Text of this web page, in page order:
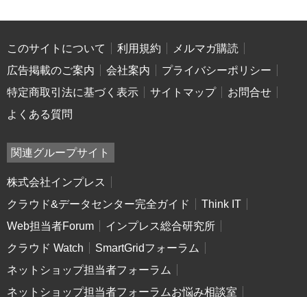
このサイトについて 利用規約
メルマガ購読
広告掲載のご案内
会社案内
プライバシーポリシー
特定商取引法に基づく表示
サイトマップ
お問合せ
よくある質問
関連グループサイト
株式会社インプレス
クラウド&データセンター完全ガイド
Think IT
Web担当者Forum
インプレス総合研究所
クラウド Watch
SmartGridフォーラム
ネットショップ担当者フォーラム
ネットショップ担当者フォーラムお悩み相談室